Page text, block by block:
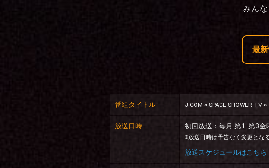
みん
最
番組 タイトル J:COM × SPACE SHOWER TV
放送日時 初回放送：毎月 第1･第3金
※放送日時は予告なく変更とな
放送スケジュールはこちら